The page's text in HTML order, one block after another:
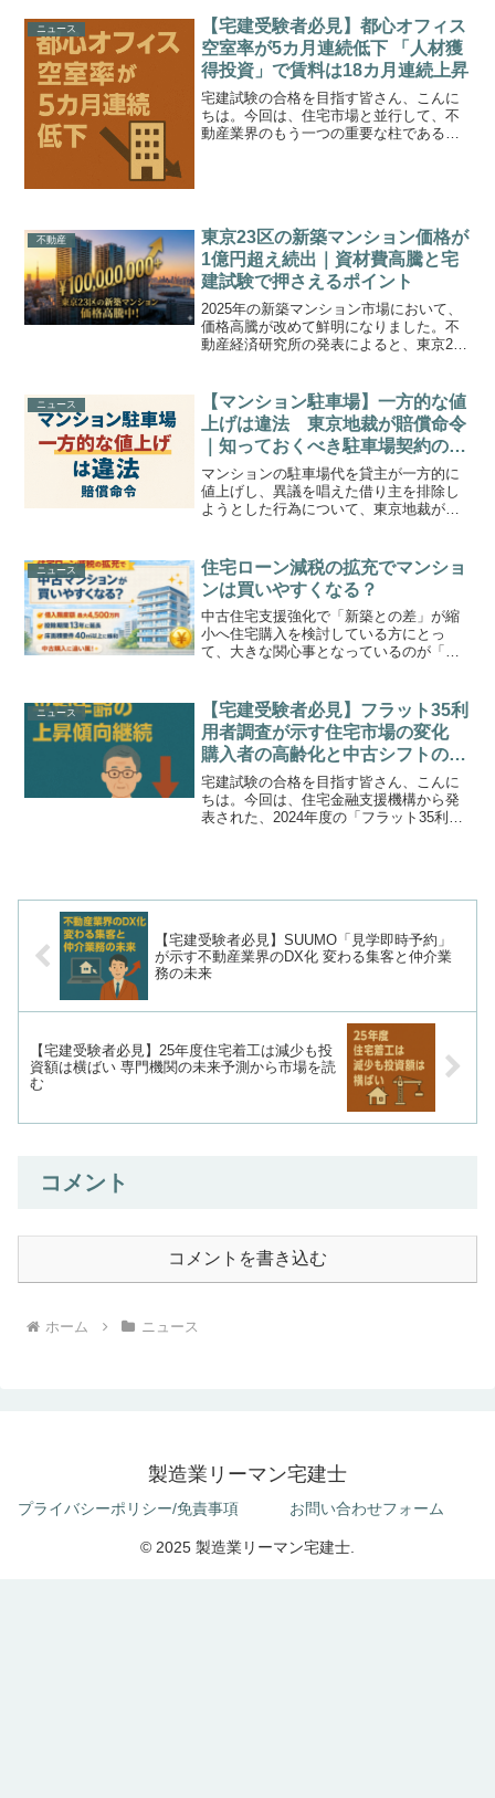
期ぶりに上期の過去最高益を更新する見
通...
ニュース
【宅建受験者必見】都心オフィス
空室率が5カ月連続低下 「人材獲
得投資」で賃料は18カ月連続上昇
宅建試験の合格を目指す皆さん、こんに
ちは。今回は、住宅市場と並行して、不
動産業界のもう一つの重要な柱である
不動産
東京23区の新築マンション価格が
1億円超え続出｜資材費高騰と宅
建試験で押さえるポイント
2025年の新築マンション市場において、
価格高騰が改めて鮮明になりました。不
動産経済研究所の発表によると、東京23
しています。本記事では、ニュースの内
容整理なぜここ...
ニュース
【マンション駐車場】一方的な値
上げは違法 東京地裁が賠償命令
｜知っておくべき駐車場契約のポ
イント
マンションの駐車場代を貸主が一方的に
値上げし、異議を唱えた借り主を排除し
ようとした行為について、東京地裁が
ュースが報じられました。本件は「駐車
場は借地借家法の保護対象...
ニュース
住宅ローン減税の拡充でマンショ
ンは買いやすくなる？
中古住宅支援強化で「新築との差」が縮
小へ住宅購入を検討している方にとっ
て、大きな関心事となっているのが「住
減税について、制度を5年間延長したうえ
で、中古住宅向けの内...
ニュース
【宅建受験者必見】フラット35利
用者調査が示す住宅市場の変化
購入者の高齢化と中古シフトの鮮
明化
宅建試験の合格を目指す皆さん、こんに
ちは。今回は、住宅金融支援機構から発
表された、2024年度の「フラット35利用
【宅建受験者必見】SUUMO「見学即時予約」
が示す不動産業界のDX化 変わる集客と仲介業
務の未来
【宅建受験者必見】25年度住宅着工は減少も投
資額は横ばい 専門機関の未来予測から市場を読
む
コメント
コメントを書き込む
ホーム ニュース
製造業リーマン宅建士
プライバシーポリシー/免責事項 お問い合わせフォーム
© 2025 製造業リーマン宅建士.